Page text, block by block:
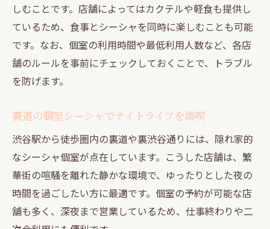
しむことです。店舗によってはカクテルや軽食も提供し
ているため、食事とシーシャを同時に楽しむことも可能
です。なお、個室の利用時間や最低利用人数など、各店
舗のルールを事前にチェックしておくことで、トラブル
を防げます。
裏道の個室シーシャでナイトライフを満喫
渋谷駅から徒歩圏内の裏道や裏渋谷通りには、隠れ家的
なシーシャ個室が点在しています。こうした店舗は、繁
華街の喧騒を離れた静かな環境で、ゆったりとした夜の
時間を過ごしたい方に最適です。個室の予約が可能な店
舗も多く、深夜まで営業しているため、仕事終わりや二